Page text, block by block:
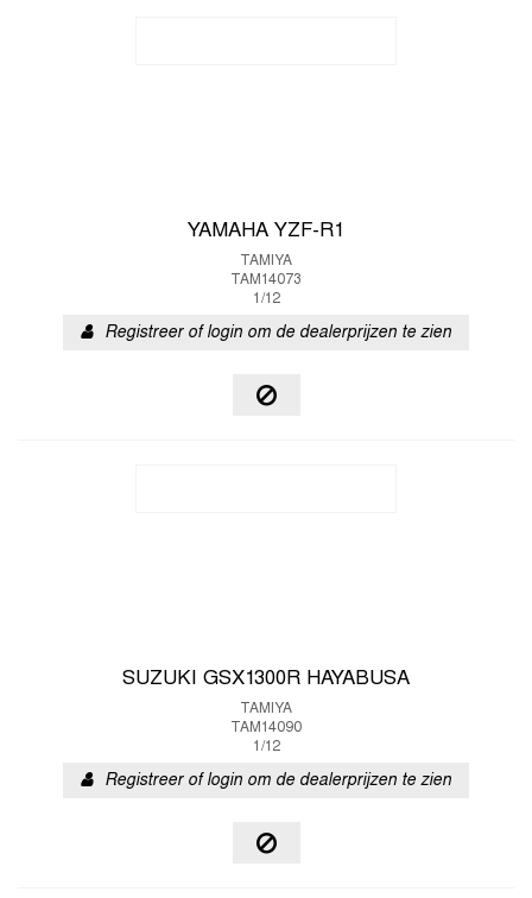
YAMAHA YZF-R1
TAMIYA
TAM14073
1/12
Registreer of login om de dealerprijzen te zien
SUZUKI GSX1300R HAYABUSA
TAMIYA
TAM14090
1/12
Registreer of login om de dealerprijzen te zien